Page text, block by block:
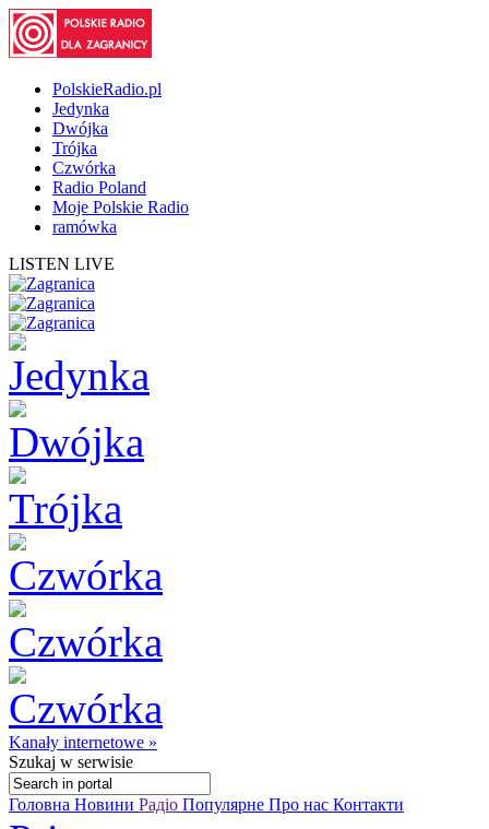
PolskieRadio.pl
Jedynka
Dwójka
Trójka
Czwórka
Radio Poland
Moje Polskie Radio
ramówka
LISTEN LIVE
Kanały internetowe »
Szukaj w serwisie
Головна Новини Радіо Популярне Про нас Контакти